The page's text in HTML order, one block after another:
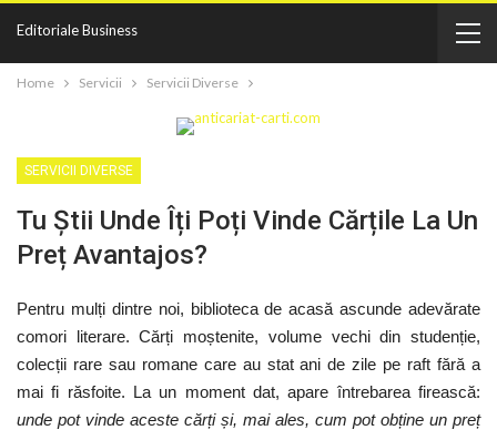
Editoriale Business
Home Servicii Servicii Diverse
SERVICII DIVERSE
Tu Știi Unde Îți Poți Vinde Cărțile La Un
Preț Avantajos?
Pentru mulți dintre noi, biblioteca de acasă ascunde adevărate
comori literare. Cărți moștenite, volume vechi din studenție,
colecții rare sau romane care au stat ani de zile pe raft fără a
mai fi răsfoite. La un moment dat, apare întrebarea firească:
unde pot vinde aceste cărți și, mai ales, cum pot obține un preț